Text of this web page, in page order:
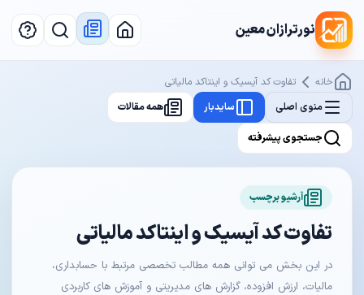
نورترازان معین
خانه
تفاوت کد آیسیک و اینتاکد مالیاتی
منوی اصلی
سایدبار همه مقالات
جستجوی پیشرفته
آرشیو برچسب
تفاوت کد آیسیک و اینتاکد مالیاتی
در این بخش می توانی همه مطالب تخصصی مرتبط با حسابداری،
مالیات، ارزش افزوده، گزارش های مدیریتی و آموزش های کاربردی